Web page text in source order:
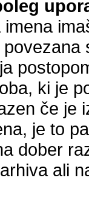
ki je
če je
je to
dober
ali